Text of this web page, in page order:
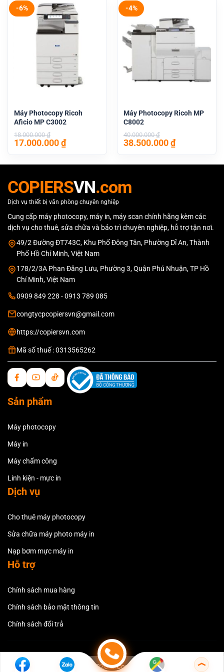
24.800.000 ₫.
-6%
Máy Photocopy Ricoh
Aficio MP C3002
18.000.000₫
Giá
17.000.000₫Giá
hiện
-4%
Máy Photocopy Ricoh MP
C8002
40.000.000₫
Giá
38.500.000₫Giá
hiện
COPIERSVN.com
Dịch vụ thiết bị văn phòng chuyên nghiệp
Cung cấp máy photocopy, máy in, máy scan chính hãng kèm các
dịch vụ cho thuê, sửa chữa và bảo trì chuyên nghiệp, hỗ trợ tận nơi.
49/2 Đường ĐT743C, Khu Phố Đông Tân, Phường Dĩ An, Thành
Phố Hồ Chí Minh, Việt Nam
178/2/3A Phan Đăng Lưu, Phường 3, Quận Phú Nhuận, TP Hồ
Chí Minh, Việt Nam
0909 849 228 - 0913 789 085
congtycpcopiersvn@gmail.com
https://copiersvn.com
Mã số thuế : 0313565262
Sản phẩm
Máy photocopy
Máy in
Máy chấm công
Linh kiện - mực in
Dịch vụ
Cho thuê máy photocopy
Sửa chữa máy photo máy in
Nạp bơm mực máy in
Hỗ trợ
Chính sách mua hàng
Chính sách bảo mật thông tin
Chính sách đổi trả
Copyright 2026 ©Copiersvn.com